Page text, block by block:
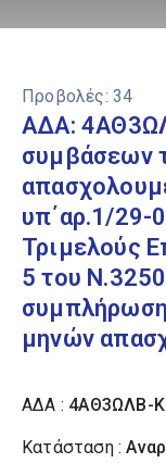
Προβολές: 34
ΑΔΑ:
συμβάσεων
υπ΄αρ.1/29-
Τριμελούς
5 του
μηνών
ΑΔΑ : 4ΑΘ3ΩΛΒ-Κ
Κατάσταση :